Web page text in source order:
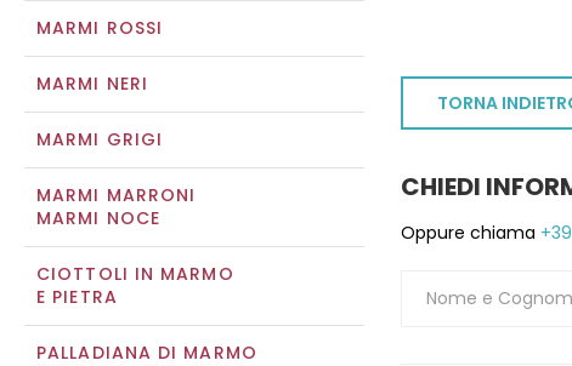
MARMI ROSSI
MARMI NERI
MARMI GRIGI
MARMI MARRONI
MARMI NOCE
CIOTTOLI IN MARMO
E PIETRA
PALLADIANA DI MARMO
TORNA
CHIEDI
Oppure chiama